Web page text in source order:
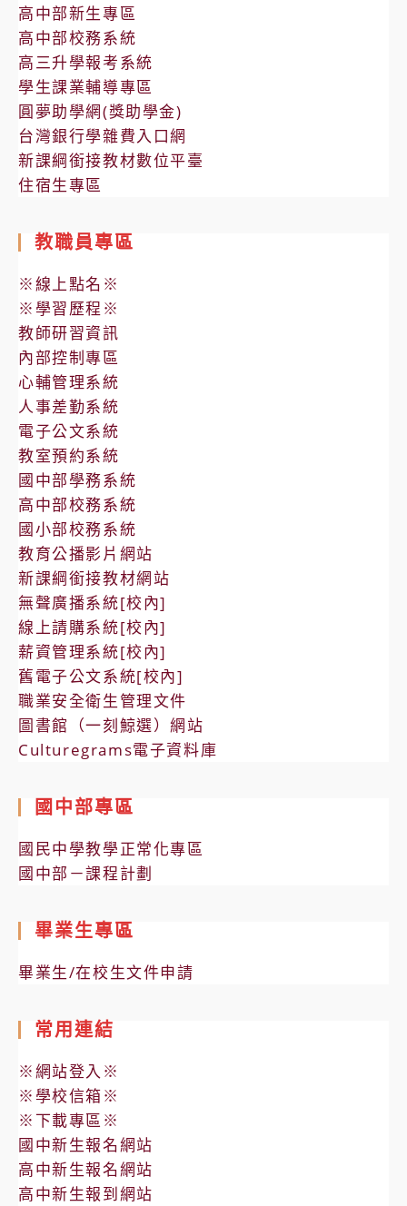
高中部新生專區
高中部校務系統
高三升學報考系統
學生課業輔導專區
圓夢助學網(獎助學金)
台灣銀行學雜費入口網
新課綱銜接教材數位平臺
住宿生專區
教職員專區
※線上點名※
※學習歷程※
教師研習資訊
內部控制專區
心輔管理系統
人事差勤系統
電子公文系統
教室預約系統
國中部學務系統
高中部校務系統
國小部校務系統
教育公播影片網站
新課綱銜接教材網站
無聲廣播系統[校內]
線上請購系統[校內]
薪資管理系統[校內]
舊電子公文系統[校內]
職業安全衛生管理文件
圖書館（一刻鯨選）網站
Culturegrams電子資料庫
國中部專區
國民中學教學正常化專區
國中部－課程計劃
畢業生專區
畢業生/在校生文件申請
常用連結
※網站登入※
※學校信箱※
※下載專區※
國中新生報名網站
高中新生報名網站
高中新生報到網站